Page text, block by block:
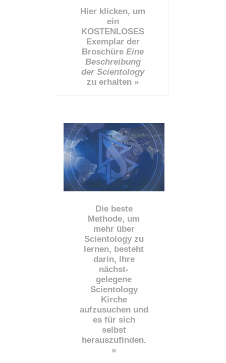
Hier klicken, um
ein
KOSTENLOSES
Exemplar der
Broschüre Eine
Beschreibung
der Scientology
zu erhalten »
Die beste
Methode, um
mehr über
Scientology zu
lernen, besteht
darin, Ihre
nächst-
gelegene
Scientology
Kirche
aufzusuchen und
es für sich
selbst
herauszufinden.
»